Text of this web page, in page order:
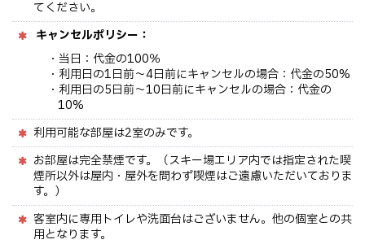
てください。
キャンセルポリシー：
・当日：代金の100％
・利用日の1日前〜4日前にキャンセルの場合：代金の50%
・利用日の5日前〜10日前にキャンセルの場合：代金の
10%
利用可能な部屋は2室のみです。
お部屋は完全禁煙です。（スキー場エリア内では指定された喫
煙所以外は屋内・屋外を問わず喫煙はご遠慮いただいておりま
す。）
客室内に専用トイレや洗面台はございません。他の個室との共
用となります。